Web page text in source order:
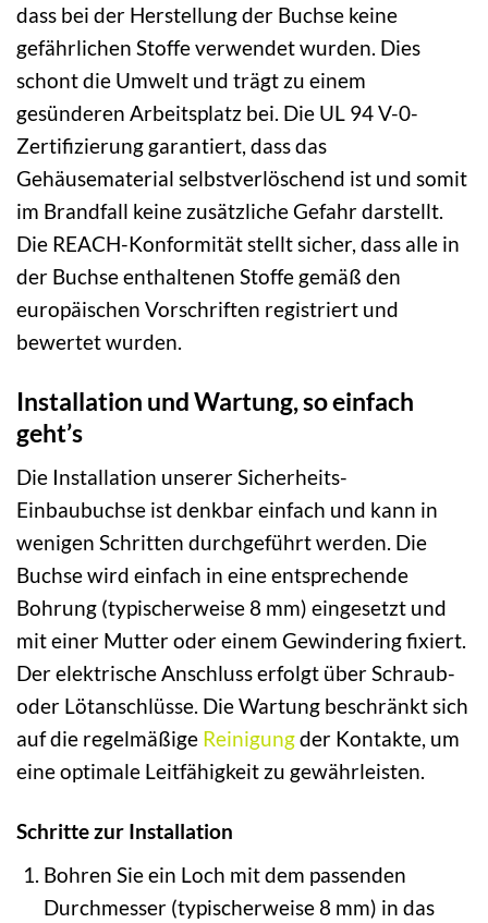
dass bei der Herstellung der Buchse keine
gefährlichen Stoffe verwendet wurden. Dies
schont die Umwelt und trägt zu einem
gesünderen Arbeitsplatz bei. Die UL 94 V-0-
Zertifizierung garantiert, dass das
Gehäusematerial selbstverlöschend ist und somit
im Brandfall keine zusätzliche Gefahr darstellt.
Die REACH-Konformität stellt sicher, dass alle in
der Buchse enthaltenen Stoffe gemäß den
europäischen Vorschriften registriert und
bewertet wurden.
Installation und Wartung, so einfach
geht’s
Die Installation unserer Sicherheits-
Einbaubuchse ist denkbar einfach und kann in
wenigen Schritten durchgeführt werden. Die
Buchse wird einfach in eine entsprechende
Bohrung (typischerweise 8 mm) eingesetzt und
mit einer Mutter oder einem Gewindering fixiert.
Der elektrische Anschluss erfolgt über Schraub-
oder Lötanschlüsse. Die Wartung beschränkt sich
auf die regelmäßige Reinigungder Kontakte, um
eine optimale Leitfähigkeit zu gewährleisten.
Schritte zur Installation
Bohren Sie ein Loch mit dem passenden
Durchmesser (typischerweise 8 mm) in das